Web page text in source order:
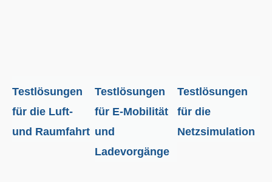
Testlösungen
für die Luft-
und Raumfahrt
Testlösungen
für E-Mobilität
und
Ladevorgänge
Testlösungen
für die
Netzsimulation